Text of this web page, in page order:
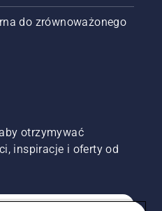
do zrównoważonego
otrzymywać
inspiracje i oferty od